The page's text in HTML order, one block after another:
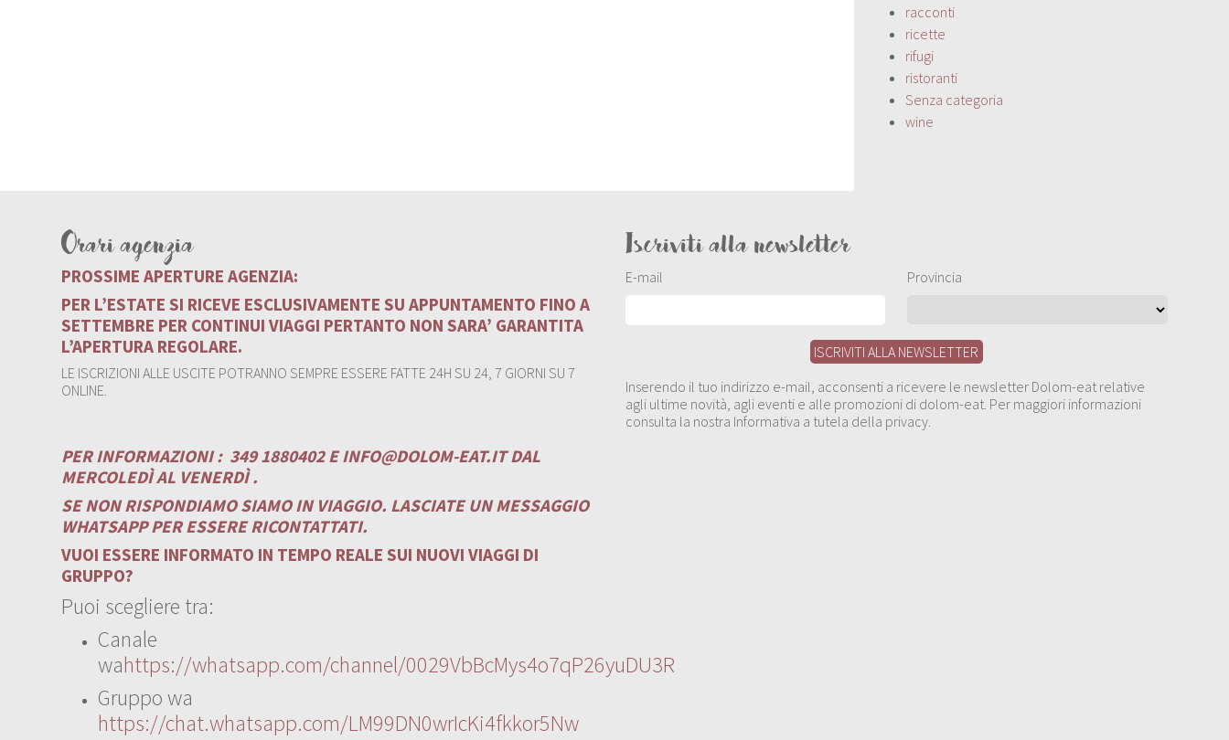
racconti
ricette
rifugi
ristoranti
Senza categoria
wine
Orari agenzia
PROSSIME APERTURE AGENZIA:
PER L’ESTATE SI RICEVE ESCLUSIVAMENTE SU APPUNTAMENTO FINO A
SETTEMBRE PER CONTINUI VIAGGI PERTANTO NON SARA’ GARANTITA
L’APERTURA REGOLARE.
LE ISCRIZIONI ALLE USCITE POTRANNO SEMPRE ESSERE FATTE 24H SU 24, 7 GIORNI SU 7
ONLINE.
PER INFORMAZIONI : 349 1880402 EINFO@DOLOM-EAT.ITDAL
MERCOLEDÌ AL VENERDÌ .
SE NON RISPONDIAMO SIAMO IN VIAGGIO. LASCIATE UN MESSAGGIO
WHATSAPP PER ESSERE RICONTATTATI.
VUOI ESSERE INFORMATO IN TEMPO REALE SUI NUOVI VIAGGI DI
GRUPPO?
Puoi scegliere tra:
Canale
wahttps://whatsapp.com/channel/0029VbBcMys4o7qP26yuDU3R
Gruppo wa
https://chat.whatsapp.com/LM99DN0wrIcKi4fkkor5Nw
Iscriviti alla newsletter
E-mail Provincia
Inserendo il tuo indirizzo e-mail, acconsenti a ricevere le newsletter Dolom-eat relative
agli ultime novità, agli eventi e alle promozioni di dolom-eat. Per maggiori informazioni
consulta la nostra Informativa a tutela della privacy.